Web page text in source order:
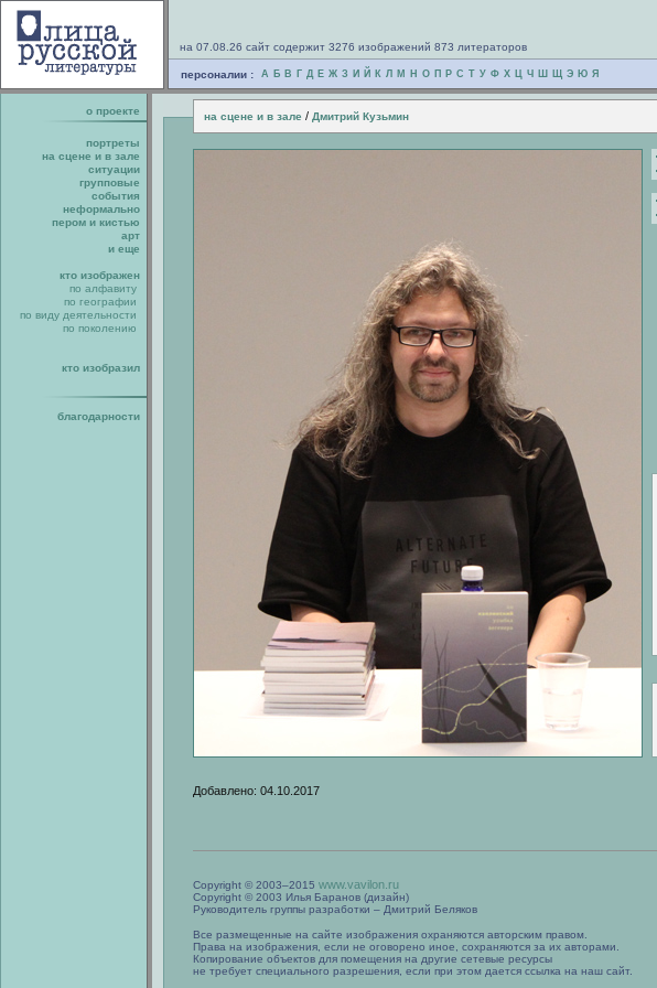
на 07.08.26 сайт содержит 3276 изображений 873 литераторов
персоналии : А Б В Г Д Е Ж З И Й К Л М Н О П Р С Т У Ф Х Ц Ч Ш Щ Э Ю Я
о проекте на сцене и в зале / Дмитрий Кузьмин
портреты
на сцене и в зале
ситуации
групповые
события
неформально
пером и кистью
арт
и еще
кто изображен
по алфавиту
по географии
по виду деятельности
по поколению
кто изобразил
благодарности
Добавлено: 04.10.2017
Copyright © 2003–2015 www.vavilon.ru
Copyright © 2003 Илья Баранов (дизайн)
Руководитель группы разработки – Дмитрий Беляков
Все размещенные на сайте изображения охраняются авторским правом.
Права на изображения, если не оговорено иное, сохраняются за их авторами.
Копирование объектов для помещения на другие сетевые ресурсы
не требует специального разрешения, если при этом дается ссылка на наш сайт.